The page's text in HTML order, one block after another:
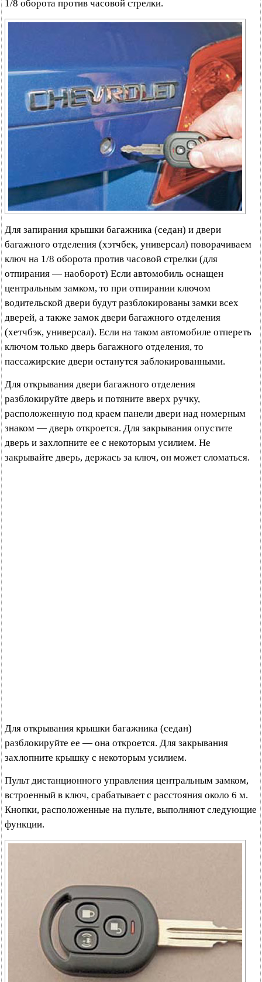
1/8 оборота против часовой стрелки.
Для запирания крышки багажника (седан) и двери
багажного отделения (хэтчбек, универсал) поворачиваем
ключ на 1/8 оборота против часовой стрелки (для
отпирания — наоборот) Если автомобиль оснащен
центральным замком, то при отпирании ключом
водительской двери будут разблокированы замки всех
дверей, а также замок двери багажного отделения
(хетчбэк, универсал). Если на таком автомобиле отпереть
ключом только дверь багажного отделения, то
пассажирские двери останутся заблокированными.
Для открывания двери багажного отделения
разблокируйте дверь и потяните вверх ручку,
расположенную под краем панели двери над номерным
знаком — дверь откроется. Для закрывания опустите
дверь и захлопните ее с некоторым усилием. Не
закрывайте дверь, держась за ключ, он может сломаться.
Для открывания крышки багажника (седан)
разблокируйте ее — она откроется. Для закрывания
захлопните крышку с некоторым усилием.
Пульт дистанционного управления центральным замком,
встроенный в ключ, срабатывает с расстояния около 6 м.
Кнопки, расположенные на пульте, выполняют следующие
функции.